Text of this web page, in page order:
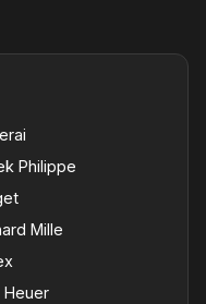
Philippe
Mille
Heuer